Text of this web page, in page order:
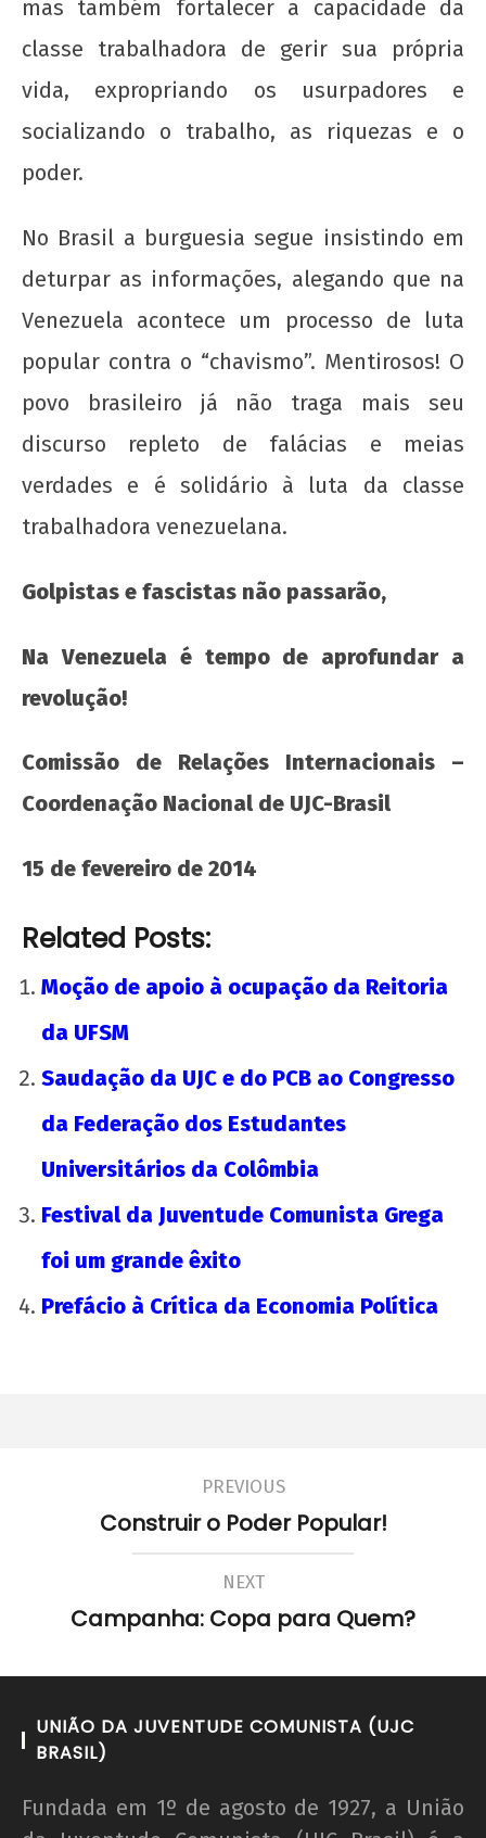
SUSPENSÃO: Pela revogação imediata do
"Novo" Ensino Médio!
18 de
de 2014
admin
socialismo!
18 de
de 2014
admin
mas também fortalecer a capacidade da
classe trabalhadora de gerir sua própria
vida, expropriando os usurpadores e
socializando o trabalho, as riquezas e o
poder.
No Brasil a burguesia segue insistindo em
deturpar as informações, alegando que na
Venezuela acontece um processo de luta
popular contra o “chavismo”. Mentirosos! O
povo brasileiro já não traga mais seu
discurso repleto de falácias e meias
verdades e é solidário à luta da classe
trabalhadora venezuelana.
Golpistas e fascistas não passarão,
Na Venezuela é tempo de aprofundar a
revolução!
Comissão de Relações Internacionais –
Coordenação Nacional de UJC-Brasil
15 de fevereiro de 2014
Related Posts:
Moção de apoio à ocupação da Reitoria
da UFSM
Saudação da UJC e do PCB ao Congresso
da Federação dos Estudantes
Universitários da Colômbia
Festival da Juventude Comunista Grega
foi um grande êxito
Prefácio à Crítica da Economia Política
PREVIOUS
Construir o Poder Popular!
NEXT
Campanha: Copa para Quem?
UNIÃO DA JUVENTUDE COMUNISTA (UJC
BRASIL)
Fundada em 1º de agosto de 1927, a União